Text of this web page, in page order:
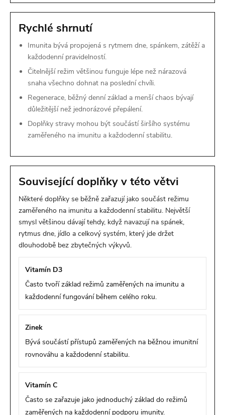
Rychlé shrnutí
Imunita bývá propojená s rytmem dne, spánkem, zátěží a
každodenní pravidelností.
Čitelnější režim většinou funguje lépe než nárazová
snaha všechno dohnat na poslední chvíli.
Regenerace, běžný denní základ a menší chaos bývají
důležitější než jednorázové přepálení.
Doplňky stravy mohou být součástí širšího systému
zaměřeného na imunitu a každodenní stabilitu.
Související doplňky v této větvi
Některé doplňky se běžně zařazují jako součást režimu
zaměřeného na imunitu a každodenní stabilitu. Největší
smysl většinou dávají tehdy, když navazují na spánek,
rytmus dne, jídlo a celkový systém, který jde držet
dlouhodobě bez zbytečných výkyvů.
Vitamín D3
Často tvoří základ režimů zaměřených na imunitu a
každodenní fungování během celého roku.
Zinek
Bývá součástí přístupů zaměřených na běžnou imunitní
rovnováhu a každodenní stabilitu.
Vitamín C
Často se zařazuje jako jednoduchý základ do režimů
zaměřených na každodenní podporu imunity.